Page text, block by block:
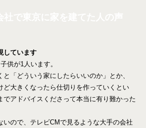
しています
供が1人います。
と「どういう家にしたらいいのか」とか、
ど大きくなったら仕切りを作っていくとい
でアドバイスくださって本当に有り難かった
いので、テレビCMで見るような大手の会社